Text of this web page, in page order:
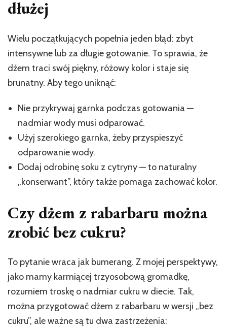
dłużej
Wielu początkujących popełnia jeden błąd: zbyt
intensywne lub za długie gotowanie. To sprawia, że
dżem traci swój piękny, różowy kolor i staje się
brunatny. Aby tego uniknąć:
Nie przykrywaj garnka podczas gotowania —
nadmiar wody musi odparować.
Użyj szerokiego garnka, żeby przyspieszyć
odparowanie wody.
Dodaj odrobinę soku z cytryny — to naturalny
„konserwant”, który także pomaga zachować kolor.
Czy dżem z rabarbaru można
zrobić bez cukru?
To pytanie wraca jak bumerang. Z mojej perspektywy,
jako mamy karmiącej trzyosobową gromadkę,
rozumiem troskę o nadmiar cukru w diecie. Tak,
można przygotować dżem z rabarbaru w wersji „bez
cukru”, ale ważne są tu dwa zastrzeżenia: